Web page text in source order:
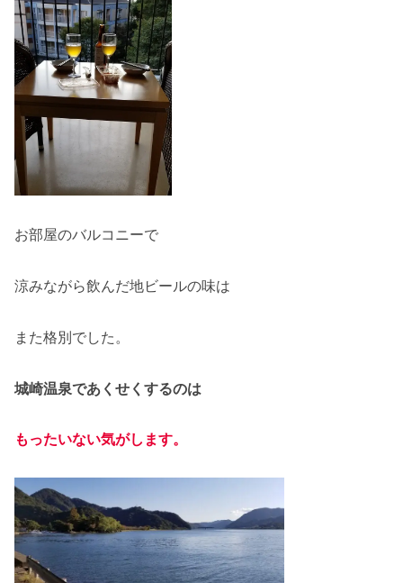
お部屋のバルコニーで
涼みながら飲んだ地ビールの味は
また格別でした。
城崎温泉であくせくするのは
もったいない気がします。